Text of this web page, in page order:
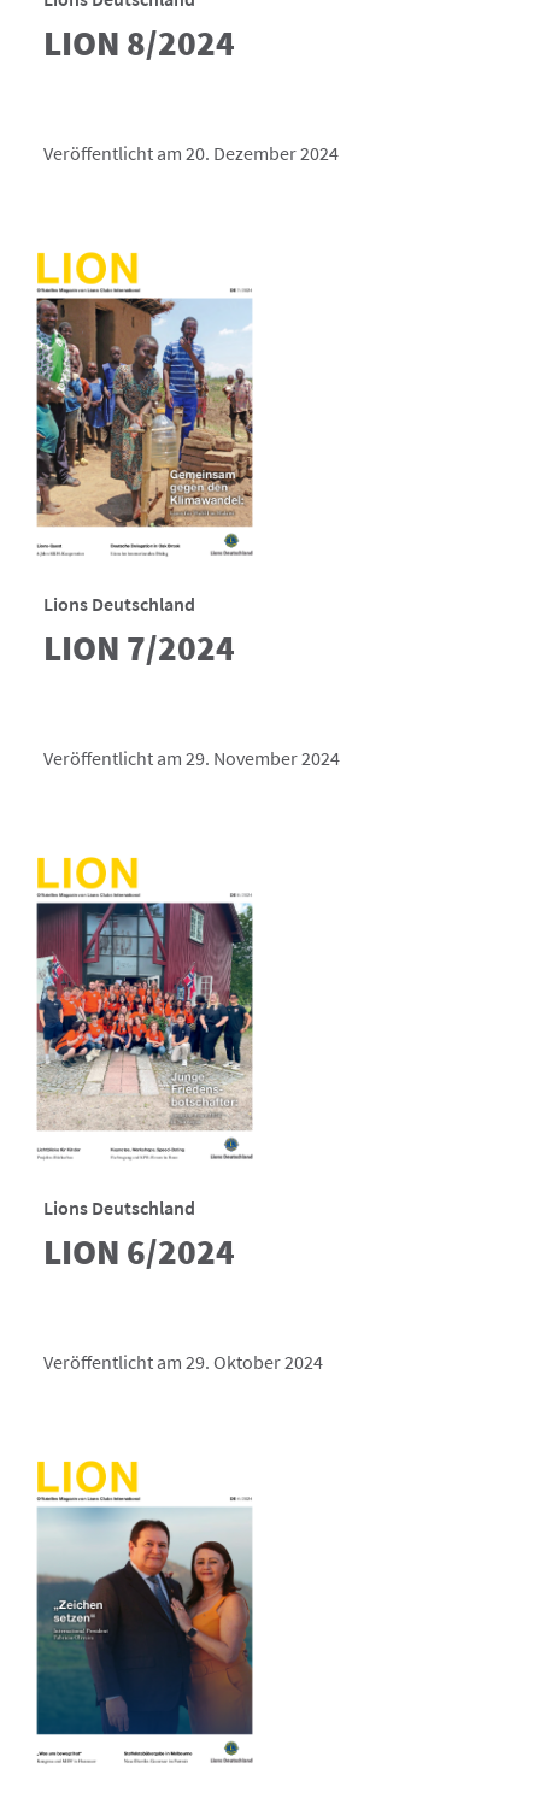
LION 8/2024
Veröffentlicht am 20. Dezember 2024
Lions Deutschland
LION 7/2024
Veröffentlicht am 29. November 2024
Lions Deutschland
LION 6/2024
Veröffentlicht am 29. Oktober 2024